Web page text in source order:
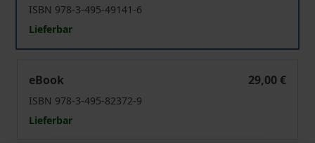
ISBN 978-3-495-49141-6
Lieferbar
eBook
29,00 €
ISBN 978-3-495-82372-9
Lieferbar